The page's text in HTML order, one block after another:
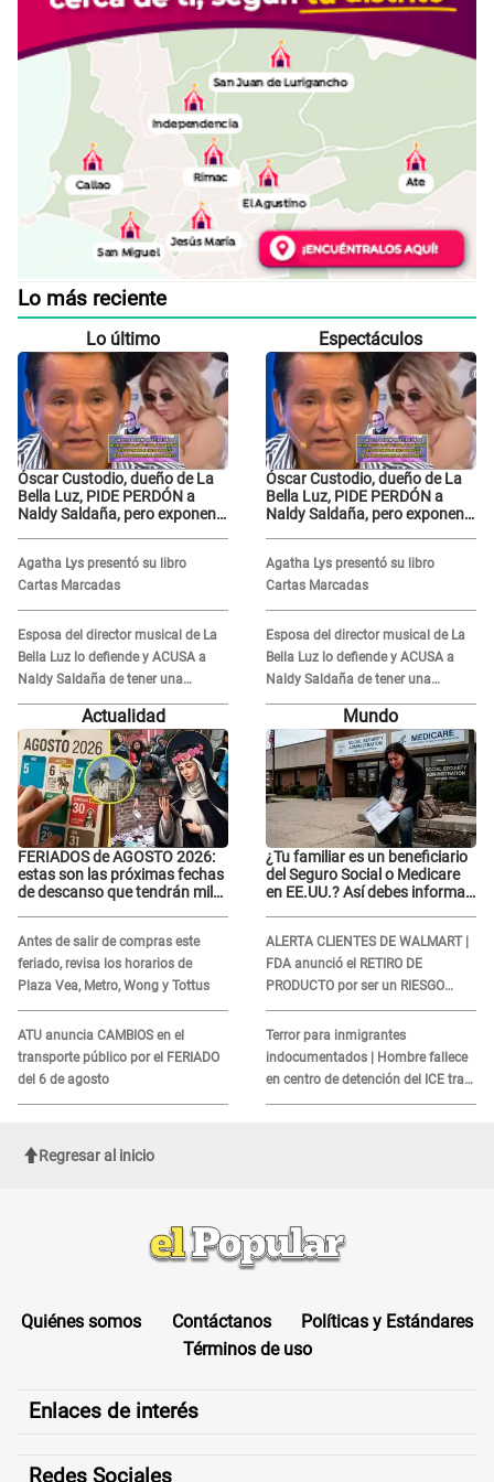
Lo más reciente
Lo último
Óscar Custodio, dueño de La
Bella Luz, PIDE PERDÓN a
Naldy Saldaña, pero exponen
grabar"
Agatha Lys presentó su libro
Cartas Marcadas
Esposa del director musical de La
Bella Luz lo defiende y ACUSA a
Naldy Saldaña de tener una
relación con él y otros integrantes
Espectáculos
Óscar Custodio, dueño de La
Bella Luz, PIDE PERDÓN a
Naldy Saldaña, pero exponen
grabar"
Agatha Lys presentó su libro
Cartas Marcadas
Esposa del director musical de La
Bella Luz lo defiende y ACUSA a
Naldy Saldaña de tener una
relación con él y otros integrantes
Actualidad
FERIADOS de AGOSTO 2026:
estas son las próximas fechas
de descanso que tendrán miles
Antes de salir de compras este
feriado, revisa los horarios de
Plaza Vea, Metro, Wong y Tottus
ATU anuncia CAMBIOS en el
transporte público por el FERIADO
del 6 de agosto
Mundo
¿Tu familiar es un beneficiario
del Seguro Social o Medicare
en EE.UU.? Así debes informar
ALERTA CLIENTES DE WALMART |
FDA anunció el RETIRO DE
PRODUCTO por ser un RIESGO
MORTAL para consumidores: ¿Cuál
es?
Terror para inmigrantes
indocumentados | Hombre fallece
en centro de detención del ICE tras
sufrir una "emergencia médica"
Regresar al inicio
Quiénes somos Contáctanos
Políticas y Estándares
Términos de uso
Enlaces de interés
Redes Sociales